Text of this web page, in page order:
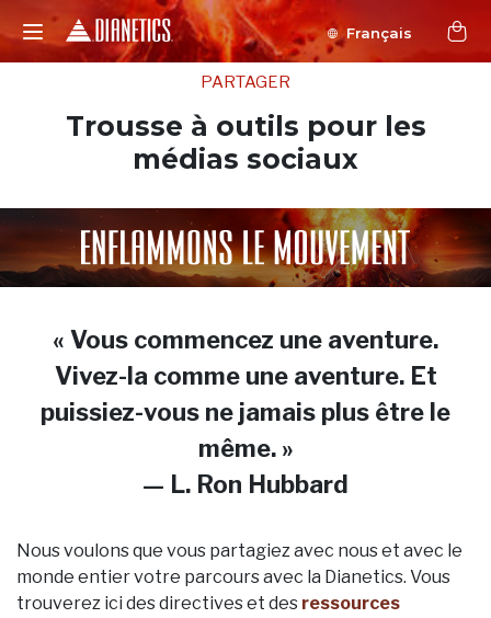
Français
PARTAGER
Trousse à outils pour les
médias sociaux
« Vous commencez une aventure.
Vivez-la comme une aventure. Et
puissiez-vous ne jamais plus être le
même. »
— L. Ron Hubbard
Nous voulons que vous partagiez avec nous et avec le
monde entier votre parcours avec la Dianetics. Vous
trouverez ici des directives et des ressources